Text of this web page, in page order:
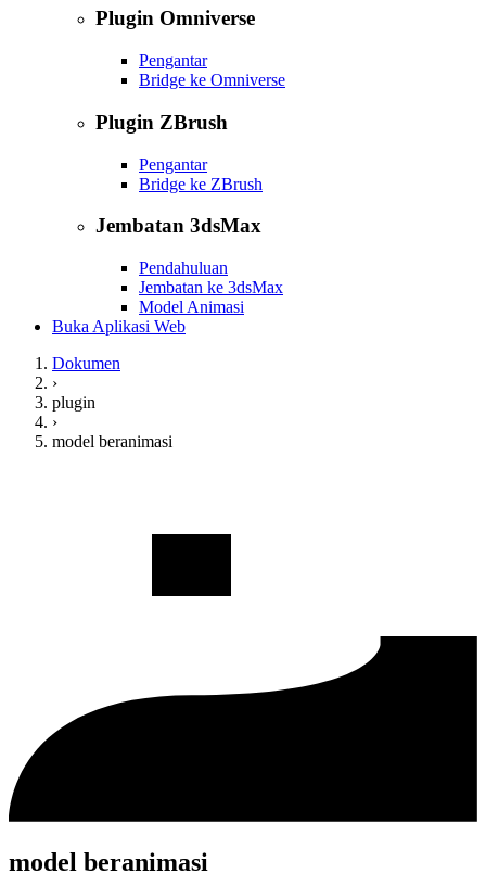
Plugin Omniverse
Pengantar
Bridge ke Omniverse
Plugin ZBrush
Pengantar
Bridge ke ZBrush
Jembatan 3dsMax
Pendahuluan
Jembatan ke 3dsMax
Model Animasi
Buka Aplikasi Web
Dokumen
›
plugin
›
model beranimasi
model beranimasi